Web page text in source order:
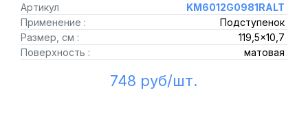
Артикул
KM6012G0981RALT
Применение :
Подступенок
Размер, см :
119,5x10,7
Поверхность :
матовая
748 руб/шт.